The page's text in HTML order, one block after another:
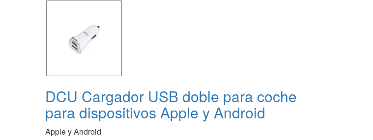
DCU Cargador USB doble para coche
para dispositivos Apple y Android
Apple y Android